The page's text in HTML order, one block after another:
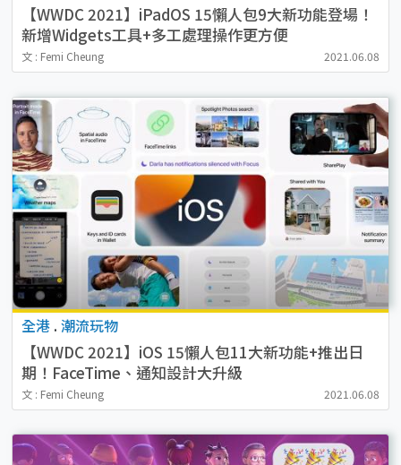
【WWDC 2021】iPadOS 15懶人包9大新功能登場！
新增Widgets工具+多工處理操作更方便
文 : Femi Cheung 2021.06.08
全港 . 潮流玩物
【WWDC 2021】iOS 15懶人包11大新功能+推出日
期！FaceTime、通知設計大升級
文 : Femi Cheung 2021.06.08